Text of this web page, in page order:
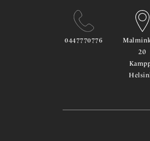
0447770776
20